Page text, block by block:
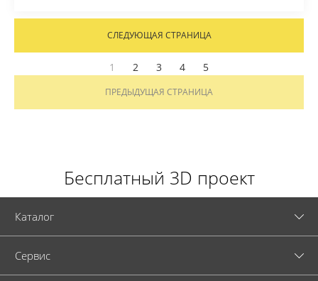
СЛЕДУЮЩАЯ СТРАНИЦА
1 2 3 4 5
ПРЕДЫДУЩАЯ СТРАНИЦА
Бесплатный 3D проект
Каталог
Cервис